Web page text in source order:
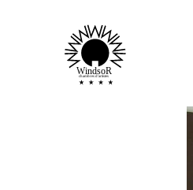
WindsoR
chambres d'artistes